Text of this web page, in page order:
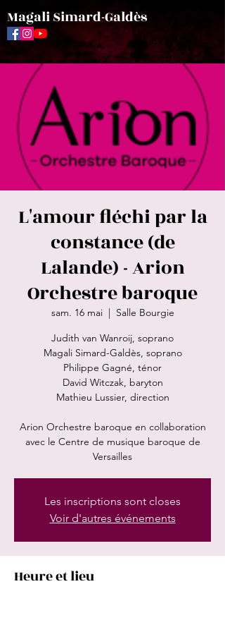
Magali Simard-Galdès
L'amour fléchi par la
constance (de
Lalande) - Arion
Orchestre baroque
sam. 16 mai
  |
Salle Bourgie
Judith van Wanroij, soprano
Magali Simard-Galdès, soprano
Philippe Gagné, ténor
David Witczak, baryton
Mathieu Lussier, direction
Arion Orchestre baroque en collaboration
avec le Centre de musique baroque de
Les inscriptions sont closes
Voir d'autres événements
Heure et lieu